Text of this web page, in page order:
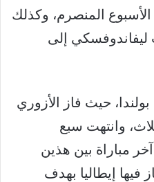
ودية الأسبوع المنصرم، وكذلك
إلى
بولندا، حيث فاز الأزوري
وانتهت سبع
مباراة بين هذين
عام 2018، وفاز فيها إيطاليا بهدف